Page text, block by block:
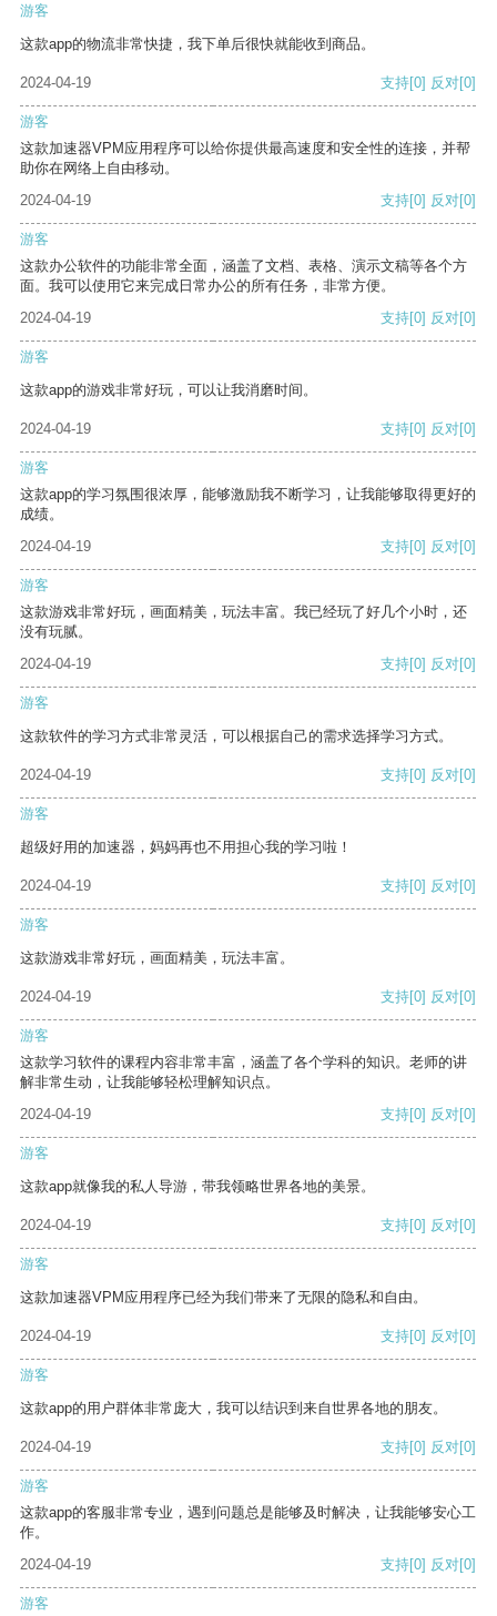
游客
这款app的物流非常快捷，我下单后很快就能收到商品。
2024-04-19 支持[0] 反对[0]
游客
这款加速器VPM应用程序可以给你提供最高速度和安全性的连接，并帮
助你在网络上自由移动。
2024-04-19
支持[0] 反对[0]
游客
这款办公软件的功能非常全面，涵盖了文档、表格、演示文稿等各个方
面。我可以使用它来完成日常办公的所有任务，非常方便。
2024-04-19
支持[0] 反对[0]
游客
这款app的游戏非常好玩，可以让我消磨时间。
2024-04-19 支持[0] 反对[0]
游客
这款app的学习氛围很浓厚，能够激励我不断学习，让我能够取得更好的
成绩。
2024-04-19
支持[0] 反对[0]
游客
这款游戏非常好玩，画面精美，玩法丰富。我已经玩了好几个小时，还
没有玩腻。
2024-04-19
支持[0] 反对[0]
游客
这款软件的学习方式非常灵活，可以根据自己的需求选择学习方式。
2024-04-19 支持[0] 反对[0]
游客
超级好用的加速器，妈妈再也不用担心我的学习啦！
2024-04-19 支持[0] 反对[0]
游客
这款游戏非常好玩，画面精美，玩法丰富。
2024-04-19 支持[0] 反对[0]
游客
这款学习软件的课程内容非常丰富，涵盖了各个学科的知识。老师的讲
解非常生动，让我能够轻松理解知识点。
2024-04-19
支持[0] 反对[0]
游客
这款app就像我的私人导游，带我领略世界各地的美景。
2024-04-19 支持[0] 反对[0]
游客
这款加速器VPM应用程序已经为我们带来了无限的隐私和自由。
2024-04-19 支持[0] 反对[0]
游客
这款app的用户群体非常庞大，我可以结识到来自世界各地的朋友。
2024-04-19 支持[0] 反对[0]
游客
这款app的客服非常专业，遇到问题总是能够及时解决，让我能够安心工
作。
2024-04-19
支持[0] 反对[0]
游客